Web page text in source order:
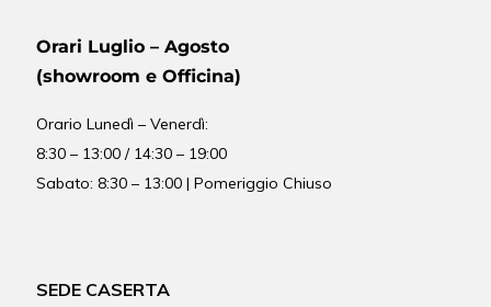
Orari Luglio – Agosto
(showroom e Officina)
OrarioLunedì – Venerdì:
8:30 – 13:00 / 14:30 – 19:00
Sabato: 8:30 – 13:00 | Pomeriggio Chiuso
SEDE CASERTA